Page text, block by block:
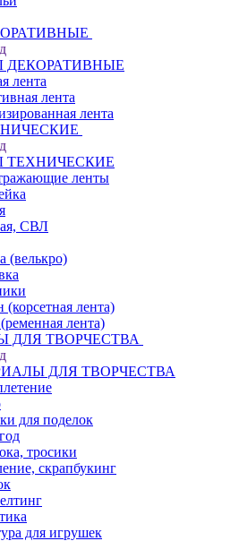
ДЕКОРАТИВНЫЕ
лента
лента
лента
ТЕХНИЧЕСКИЕ
ленты
СВЛ
(велькро)
(корсетная лента)
лента)
ДЛЯ ТВОРЧЕСТВА
ДЛЯ ТВОРЧЕСТВА
для поделок
тросики
скрапбукинг
для игрушек